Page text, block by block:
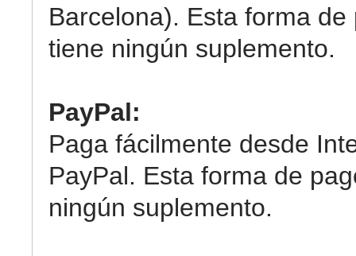
Barcelona). Esta forma de
tiene ningún suplemento.
PayPal:
Paga fácilmente desde
PayPal. Esta forma de
ningún suplemento.